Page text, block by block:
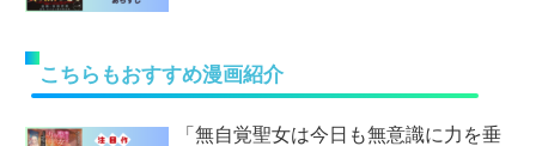
こちらもおすすめ漫画紹介
「無自覚聖女は今日も無意識に力を垂